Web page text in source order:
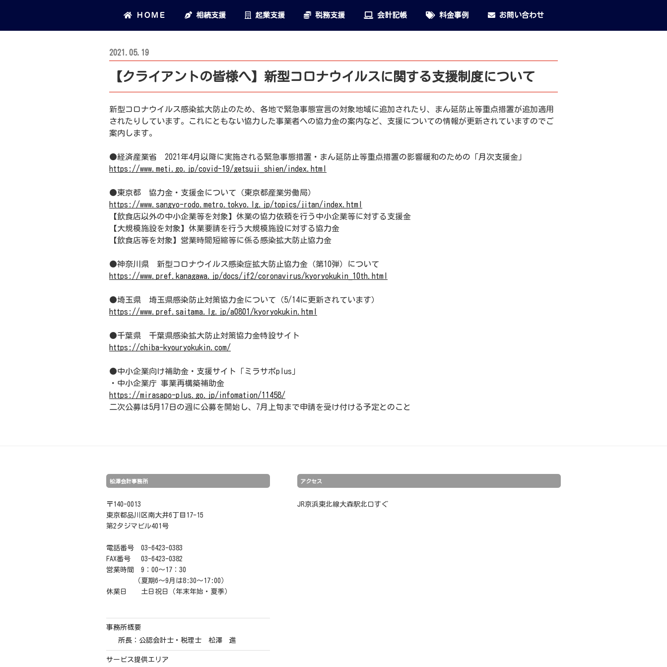
テ
ＨＯＭＥ 相続支援 起業支援 税務支援 会計記帳 料金事例 お問い合わせ
投
稿
日:
2021.05.19
【クライアントの皆様へ】新型コロナウイルスに関する支援制度について
新型コロナウイルス感染拡大防止のため、各地で緊急事態宣言の対象地域に追加されたり、まん延防止等重点措置が追加適用
されたりしています。これにともない協力した事業者への協力金の案内など、支援についての情報が更新されていますのでご
案内します。
●経済産業省 2021年4月以降に実施される緊急事態措置・まん延防止等重点措置の影響緩和のための「月次支援金」
https://www.meti.go.jp/covid-19/getsuji_shien/index.html
●東京都 協力金・支援金について（東京都産業労働局）
https://www.sangyo-rodo.metro.tokyo.lg.jp/topics/jitan/index.html
【飲食店以外の中小企業等を対象】休業の協力依頼を行う中小企業等に対する支援金
【大規模施設を対象】休業要請を行う大規模施設に対する協力金
【飲食店等を対象】営業時間短縮等に係る感染拡大防止協力金
●神奈川県 新型コロナウイルス感染症拡大防止協力金（第10弾）について
https://www.pref.kanagawa.jp/docs/jf2/coronavirus/kyoryokukin_10th.html
●埼玉県 埼玉県感染防止対策協力金について（5/14に更新されています）
https://www.pref.saitama.lg.jp/a0801/kyoryokukin.html
●千葉県 千葉県感染拡大防止対策協力金特設サイト
https://chiba-kyouryokukin.com/
●中小企業向け補助金・支援サイト「ミラサポplus」
・中小企業庁 事業再構築補助金
https://mirasapo-plus.go.jp/infomation/11458/
二次公募は5月17日の週に公募を開始し、7月上旬まで申請を受け付ける予定とのこと
松澤会計事務所
〒140-0013
東京都品川区南大井6丁目17-15
第2タジマビル401号
電話番号 03-6423-0383
FAX番号 03-6423-0382
営業時間 9：00～17：30
（夏期6～9月は8:30～17:00）
休業日 土日祝日（年末年始・夏季）
事務所概要
所長：公認会計士・税理士 松澤 進
サービス提供エリア
アクセス
JR京浜東北線大森駅北口すぐ